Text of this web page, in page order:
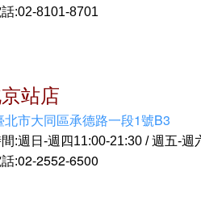
:02-8101-8701
站店
北市大同區承德路一段1號B3
:週日-週四11:00-21:30 / 週五-週
:02-2552-6500